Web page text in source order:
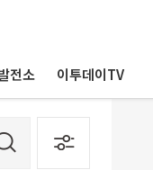
전소 이투데이TV